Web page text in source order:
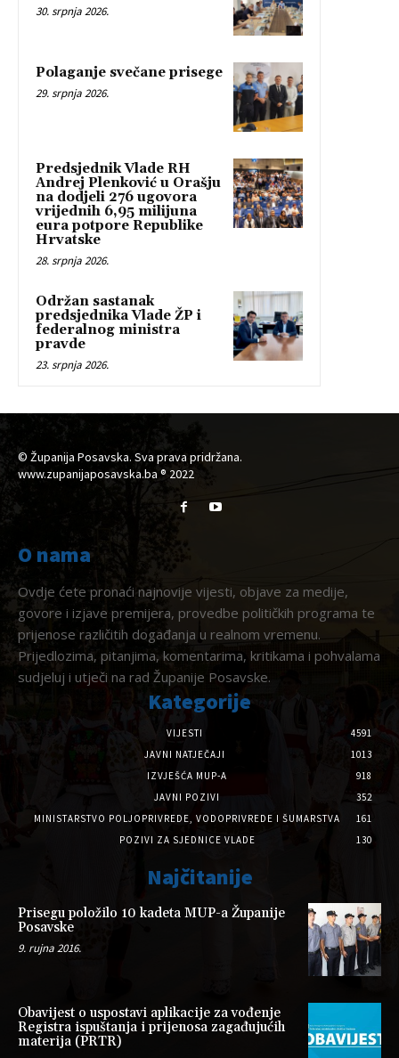
30. srpnja 2026.
Polaganje svečane prisege
29. srpnja 2026.
Predsjednik Vlade RH
Andrej Plenković u Orašju
na dodjeli 276 ugovora
vrijednih 6,95 milijuna
eura potpore Republike
Hrvatske
28. srpnja 2026.
Održan sastanak
predsjednika Vlade ŽP i
federalnog ministra
pravde
23. srpnja 2026.
© Županija Posavska. Sva prava pridržana.
www.zupanijaposavska.ba ® 2022
O nama
Ovdje ćete pronaći najnovije vijesti, objave za medije,
govore i izjave premijera, provedbe političkih programa te
prijenose različitih događanja u realnom vremenu.
Prijedlozima, pitanjima, komentarima, kritikama i pohvalama
sudjeluj i utječi na rad Županije Posavske.
Kategorije
VIJESTI
4591
JAVNI NATJEČAJI
1013
IZVJEŠĆA MUP-A
918
JAVNI POZIVI
352
MINISTARSTVO POLJOPRIVREDE, VODOPRIVREDE I ŠUMARSTVA
161
POZIVI ZA SJEDNICE VLADE
130
Najčitanije
Prisegu položilo 10 kadeta MUP-a Županije
Posavske
9. rujna 2016.
Obavijest o uspostavi aplikacije za vođenje
Registra ispuštanja i prijenosa zagađujućih
materija (PRTR)